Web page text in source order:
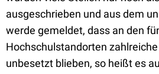
ausgeschrieben und aus dem
werde gemeldet, dass an den
Hochschulstandorten
unbesetzt blieben, so heißt es